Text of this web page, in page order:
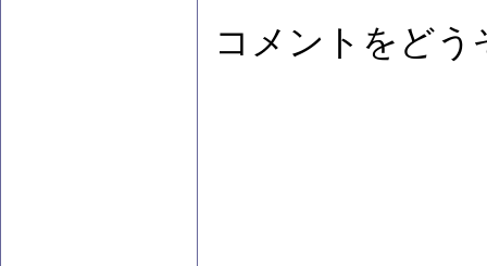
コメントをどう